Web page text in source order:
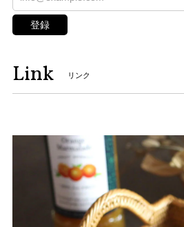
登録
Link リンク